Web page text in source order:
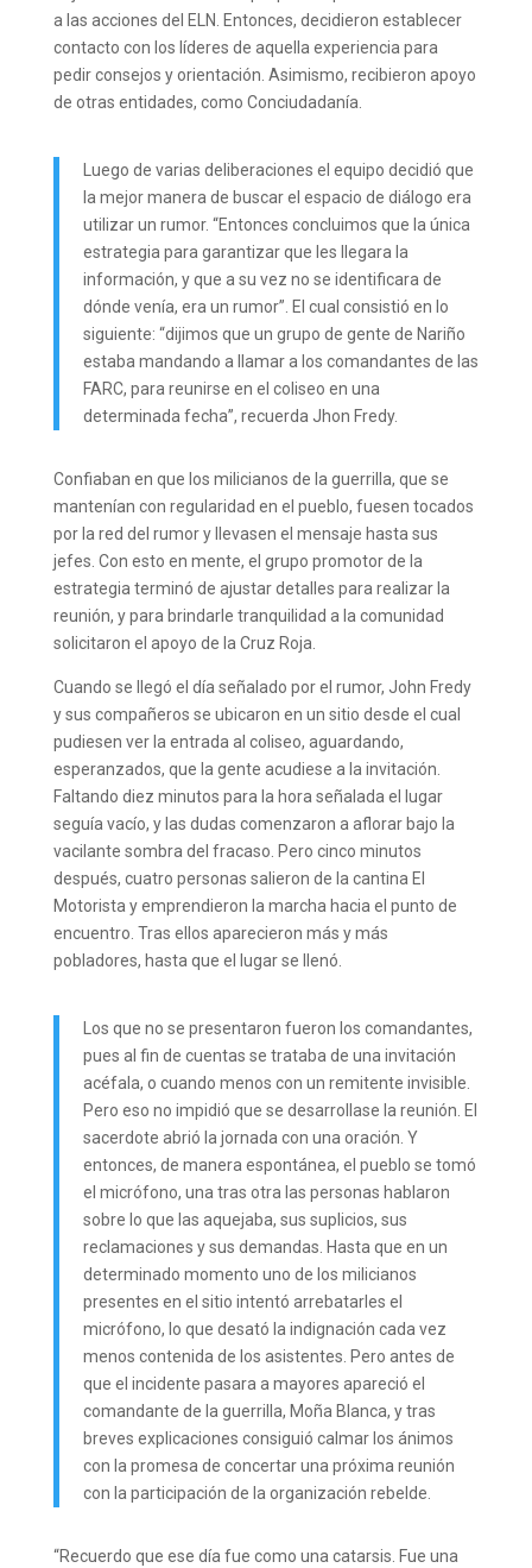
a las acciones del ELN. Entonces, decidieron establecer
contacto con los líderes de aquella experiencia para
pedir consejos y orientación. Asimismo, recibieron apoyo
de otras entidades, como Conciudadanía.
Luego de varias deliberaciones el equipo decidió que
la mejor manera de buscar el espacio de diálogo era
utilizar un rumor. “Entonces concluimos que la única
estrategia para garantizar que les llegara la
información, y que a su vez no se identificara de
dónde venía, era un rumor”. El cual consistió en lo
siguiente: “dijimos que un grupo de gente de Nariño
estaba mandando a llamar a los comandantes de las
FARC, para reunirse en el coliseo en una
determinada fecha”, recuerda Jhon Fredy.
Confiaban en que los milicianos de la guerrilla, que se
mantenían con regularidad en el pueblo, fuesen tocados
por la red del rumor y llevasen el mensaje hasta sus
jefes. Con esto en mente, el grupo promotor de la
estrategia terminó de ajustar detalles para realizar la
reunión, y para brindarle tranquilidad a la comunidad
solicitaron el apoyo de la Cruz Roja.
Cuando se llegó el día señalado por el rumor, John Fredy
y sus compañeros se ubicaron en un sitio desde el cual
pudiesen ver la entrada al coliseo, aguardando,
esperanzados, que la gente acudiese a la invitación.
Faltando diez minutos para la hora señalada el lugar
seguía vacío, y las dudas comenzaron a aflorar bajo la
vacilante sombra del fracaso. Pero cinco minutos
después, cuatro personas salieron de la cantina El
Motorista y emprendieron la marcha hacia el punto de
encuentro. Tras ellos aparecieron más y más
pobladores, hasta que el lugar se llenó.
Los que no se presentaron fueron los comandantes,
pues al fin de cuentas se trataba de una invitación
acéfala, o cuando menos con un remitente invisible.
Pero eso no impidió que se desarrollase la reunión. El
sacerdote abrió la jornada con una oración. Y
entonces, de manera espontánea, el pueblo se tomó
el micrófono, una tras otra las personas hablaron
sobre lo que las aquejaba, sus suplicios, sus
reclamaciones y sus demandas. Hasta que en un
determinado momento uno de los milicianos
presentes en el sitio intentó arrebatarles el
micrófono, lo que desató la indignación cada vez
menos contenida de los asistentes. Pero antes de
que el incidente pasara a mayores apareció el
comandante de la guerrilla, Moña Blanca, y tras
breves explicaciones consiguió calmar los ánimos
con la promesa de concertar una próxima reunión
con la participación de la organización rebelde.
“Recuerdo que ese día fue como una catarsis. Fue una